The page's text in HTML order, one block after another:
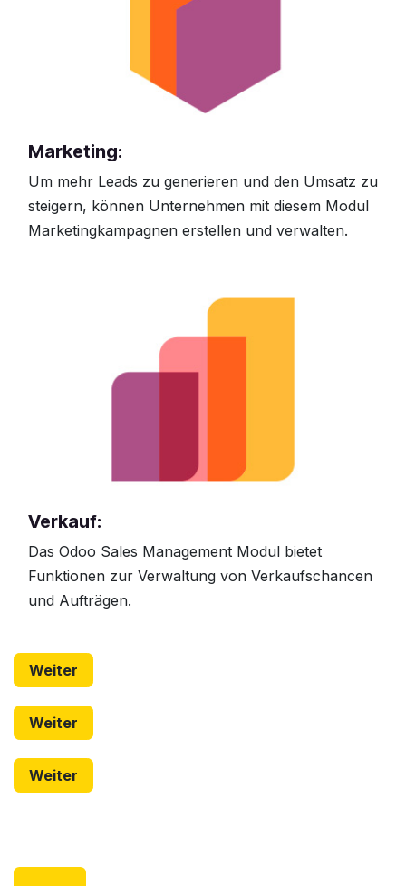
Marketing:
Um mehr Leads zu generieren und den Umsatz zu
steigern, können Unternehmen mit diesem Modul
Marketingkampagnen erstellen und verwalten.
Verkauf:
Das Odoo Sales Management Modul bietet
Funktionen zur Verwaltung von Verkaufschancen
und Aufträgen.
Weiter
Weiter
Weiter